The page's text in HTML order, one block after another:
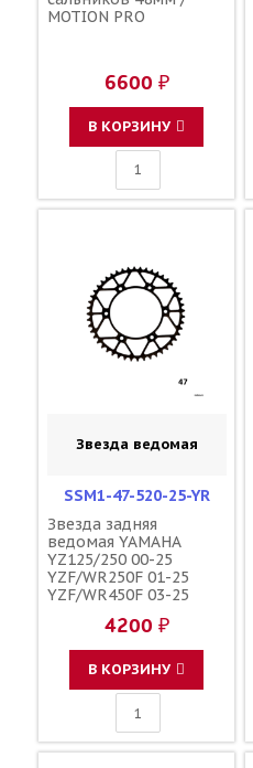
MOTION PRO
6600 ₽
В КОРЗИНУ
Звезда ведомая
SSM1-47-520-25-YR
Звезда задняя
ведомая YAMAHA
YZ125/250 00-25
YZF/WR250F 01-25
YZF/WR450F 03-25
зубов 47 / MRP JTR251
1-3592-47
4200 ₽
В КОРЗИНУ